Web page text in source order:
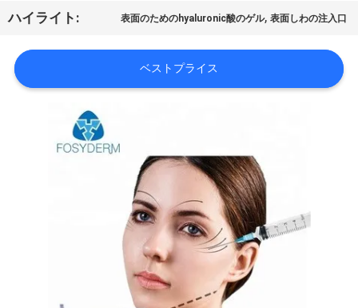
ア
ー
ハイライト: 表面のためのhyaluronic酸のゲル,表面しわの注入口
ベストプライス